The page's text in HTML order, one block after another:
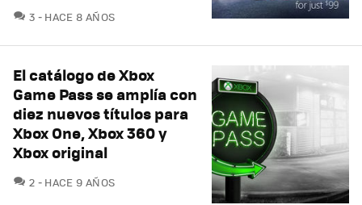
3 COMENTARIOS
HACE 8 AÑOS
El catálogo de Xbox
Game Pass se amplía con
diez nuevos títulos para
Xbox One, Xbox 360 y
Xbox original
2 COMENTARIOS
HACE 9 AÑOS